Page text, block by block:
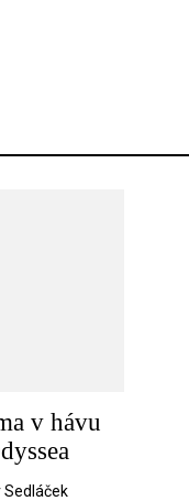
v hávu
Sedláček